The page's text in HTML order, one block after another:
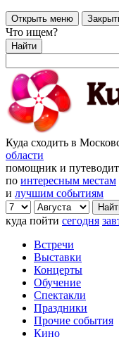
Открыть меню
Что ищем?
Найти
Куда сходить в
области
помощник и
по интересным местам
и лучшим событиям
куда пойти сегодня
Встречи
Выставки
Концерты
Обучение
Спектакли
Праздники
Прочие события
Кино